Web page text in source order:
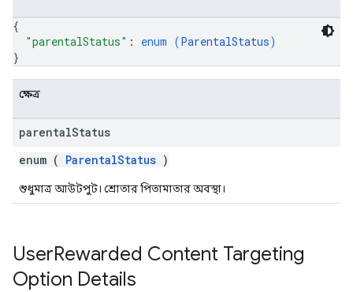
{
"parentalStatus" : enum (ParentalStatus)
}
ক্ষেত্র
parentalStatus
enum ( ParentalStatus )
শুধুমাত্র আউটপুট। শ্রোতার পিতামাতার অবস্থা।
UserRewarded Content Targeting
Option Details